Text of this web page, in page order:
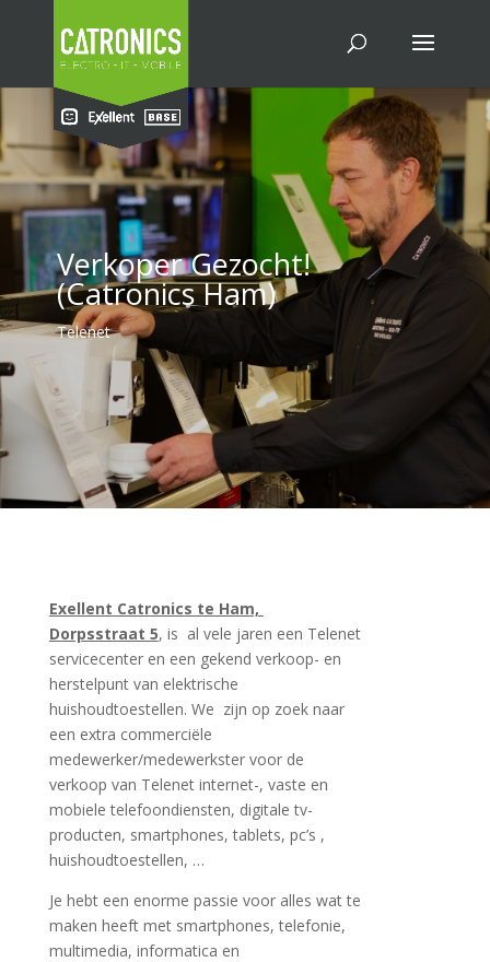
Verkoper Gezocht!
(Catronics Ham)
Telenet
Exellent Catronics te Ham,
Dorpsstraat 5, is al vele jaren een Telenet
servicecenter en een gekend verkoop- en
herstelpunt van elektrische
huishoudtoestellen. We zijn op zoek naar
een extra commerciële
medewerker/medewerkster voor de
verkoop van Telenet internet-, vaste en
mobiele telefoondiensten, digitale tv-
producten, smartphones, tablets, pc’s ,
huishoudtoestellen, …
Je hebt een enorme passie voor alles wat te
maken heeft met smartphones, telefonie,
multimedia, informatica en